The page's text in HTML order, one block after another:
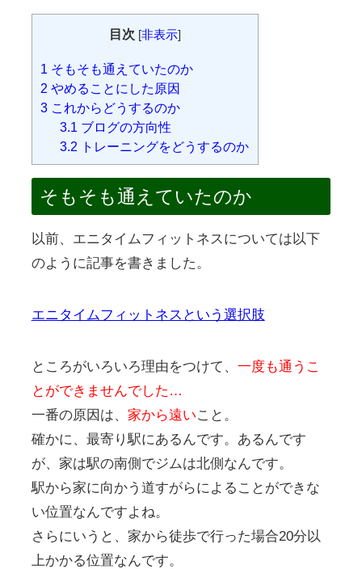
目次 [非表示]
1 そもそも通えていたのか
2 やめることにした原因
3これからどうするのか
3.1 ブログの方向性
3.2 トレーニングをどうするのか
そもそも通えていたのか
以前、エニタイムフィットネスについては以下
のように記事を書きました。
エニタイムフィットネスという選択肢
ところがいろいろ理由をつけて、 一度も通うこ
とができませんでした…
一番の原因は、 家から遠いこと。
確かに、最寄り駅にあるんです。あるんです
が、家は駅の南側でジムは北側なんです。
駅から家に向かう道すがらによることができな
い位置なんですよね。
さらにいうと、家から徒歩で行った場合20分以
上かかる位置なんです。